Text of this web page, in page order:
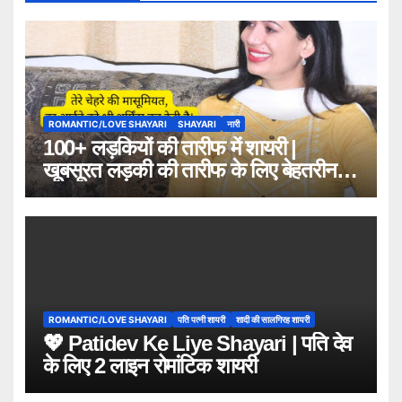
ROMANTIC/LOVE SHAYARI SHAYARI नारी
100+ लड़कियों की तारीफ में शायरी |
खूबसूरत लड़की की तारीफ के लिए बेहतरीन
शायरी 2026
ROMANTIC/LOVE SHAYARI पति पत्नी शायरी शादी की सालगिरह शायरी
💖 Patidev Ke Liye Shayari | पति देव
के लिए 2 लाइन रोमांटिक शायरी